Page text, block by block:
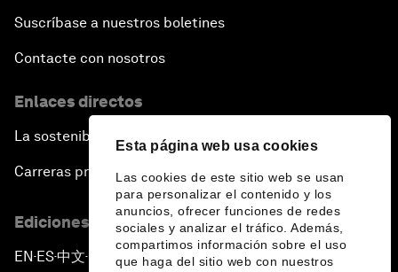
Esta página web usa cookies
Las cookies de este sitio web se usan
para personalizar el contenido y los
anuncios, ofrecer funciones de redes
sociales y analizar el tráfico. Además,
compartimos información sobre el uso
que haga del sitio web con nuestros
Suscríbase a nuestros boletines
Contacte con nosotros
Enlaces directos
La sostenibilidad en el Foro
Carreras profesionales
Ediciones en otros idiomas
EN ▪ES▪中文▪ 日本語